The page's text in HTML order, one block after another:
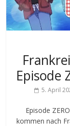
Episode
5. April
Episode
kommen nach